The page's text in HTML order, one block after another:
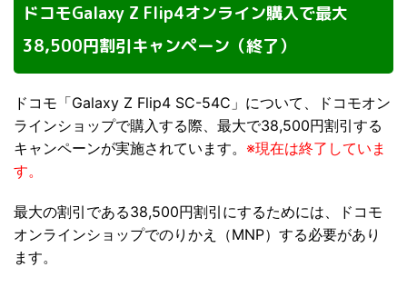
ドコモGalaxy Z Flip4オンライン購入で最大
38,500円割引キャンペーン（終了）
ドコモ「Galaxy Z Flip4 SC-54C」について、ドコモオン
ラインショップで購入する際、最大で38,500円割引する
キャンペーンが実施されています。 ※現在は終了していま
す。
最大の割引である38,500円割引にするためには、ドコモ
オンラインショップでのりかえ（MNP）する必要があり
ます。